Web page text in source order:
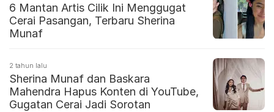
6 Mantan Artis Cilik Ini Menggugat
Cerai Pasangan, Terbaru Sherina
Munaf
2 tahun lalu
Sherina Munaf dan Baskara
Mahendra Hapus Konten di YouTube,
Gugatan Cerai Jadi Sorotan